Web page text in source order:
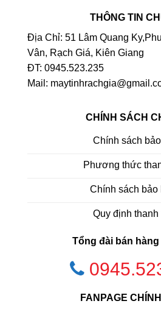
THÔNG TIN
Địa Chỉ: 51 Lâm Quang
Vân, Rạch Giá, Kiên Giang
ĐT: 0945.523.235
Mail:
CHÍNH SÁCH
Chính sách
Phương thức
Chính sách bảo
Quy định thanh
Tổng đài bán hàng
FANPAGE